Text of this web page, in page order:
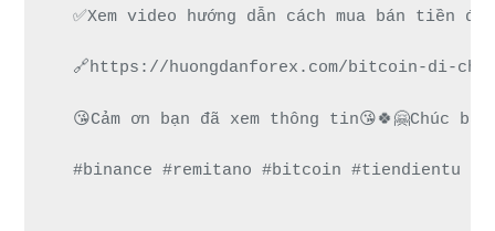
✅Xem video hướng dẫn cách mua bán tiền
🔗https://huongdanforex.com/bitcoin-di-
😘Cảm ơn bạn đã xem thông
#binance #remitano #bitcoin #tiendientu